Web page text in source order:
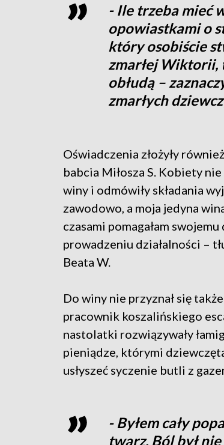
- Ile trzeba mieć
opowiastkami o
który osobiście
zmarłej Wiktorii,
obłudą –
zmarłych
Oświadczenia złożyły
babcia Miłosza S. Kobiety nie
winy i odmówiły składania
zawodowo, a moja jedyna
czasami pomagałam
prowadzeniu działalności –
Beata W.
Do winy nie przyznał się także
pracownik koszalińskiego
nastolatki rozwiązywały
pieniądze, którymi
usłyszeć syczenie butli z
- Byłem cały
twarz. Ból był